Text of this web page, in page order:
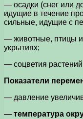
— осадки (снег или
идущие в течение
сильные, идущие с
— животные, птицы
укрытиях;
— соцветия
Показатели
— давление
— температура